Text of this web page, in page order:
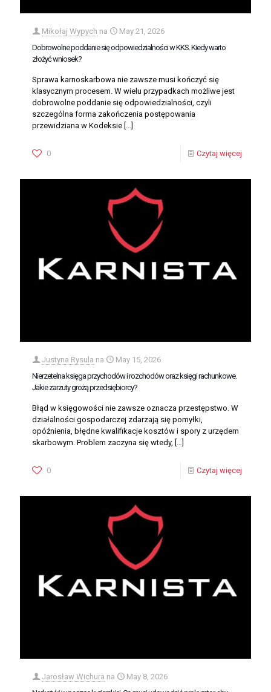
Mikołaj Wypych na
May 21, 2026
Dobrowolne poddanie się odpowiedzialności w KKS. Kiedy warto
złożyć wniosek?
Sprawa karnoskarbowa nie zawsze musi kończyć się
klasycznym procesem. W wielu przypadkach możliwe jest
dobrowolne poddanie się odpowiedzialności, czyli
szczególna forma zakończenia postępowania
przewidziana w Kodeksie
0 Czytaj więcej
Justyna Rysula na
May 15, 2026
Nierzetelna księga przychodów i rozchodów oraz księgi rachunkowe.
Jakie zarzuty grożą przedsiębiorcy?
Błąd w księgowości nie zawsze oznacza przestępstwo. W
działalności gospodarczej zdarzają się pomyłki,
opóźnienia, błędne kwalifikacje kosztów i spory z urzędem
skarbowym. Problem zaczyna się wtedy,
0 Czytaj więcej
Jarosław Wichura na
May 8, 2026